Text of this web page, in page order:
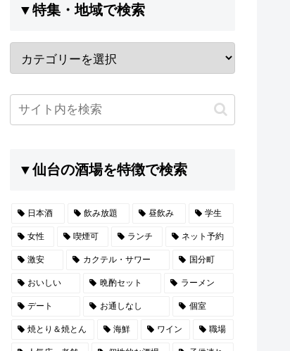
▼特集・地域で検索
▼仙台の酒場を特徴で検索
日本酒 飲み放題 昼飲み 学生
女性 喫煙可 ランチ ネット予約
激安 カクテル・サワー 国分町
おいしい 晩酌セット ラーメン
デート お通しなし 個室
焼とり＆焼とん 海鮮 ワイン 職場